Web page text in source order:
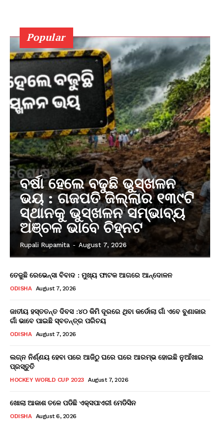
Popular
ବର୍ଷା ହେଲେ ବଢୁଛି ଭୁସ୍ଖଳନ
ଭୟ : ଗଜପତି ଜିଲ୍ଲାର ୧୩୯ଟି
ସ୍ଥାନକୁ ଭୁସ୍ଖଳନ ସମ୍ଭାବ୍ୟ
ଅଞ୍ଚଳ ଭାବେ ଚିହ୍ନଟ
Rupali Rupamita - August 7, 2026
ତେଜୁଛି ରେଭେନ୍ସା ବିବାଦ : ମୁଖ୍ୟ ଫାଟକ ଆଗରେ ଆନ୍ଦୋଳନ
ODISHA August 7, 2026
ଜାତୀୟ ହସ୍ତତନ୍ତ ଦିବସ :୪୦ କିମି ଦୂରରେ ଥିବା କର୍ଡୋଲା ଗାଁ ଏବେ ବୁଣାକାର
ଗାଁ ଭାବେ ପାଇଛି ସ୍ବତନ୍ତ୍ର ପରିଚୟ
ODISHA August 7, 2026
ଲଗ୍ନ ନିର୍ଣ୍ଣୟ ହେବା ପରେ ଆଜିଠୁ ଘରେ ଘରେ ଆରମ୍ଭ ହୋଇଛି ନୁଆଁଖାଇ
ପ୍ରସ୍ତୁତି
HOCKEY WORLD CUP 2023 August 7, 2026
ଖୋଲା ଆକାଶ ତଳେ ପଡିଛି ଏକ୍ସପାଏରୀ ମେଡିସିନ
ODISHA August 6, 2026